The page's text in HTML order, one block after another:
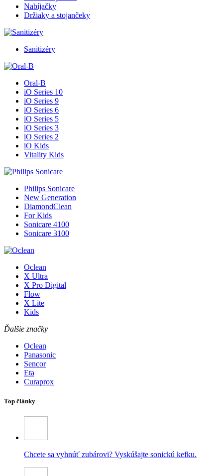
Nabíjačky
Držiaky a stojančeky
Sanitizéry
Oral-B
iO Series 10
iO Series 9
iO Series 6
iO Series 5
iO Series 3
iO Series 2
iO Kids
Vitality Kids
Philips Sonicare
New Generation
DiamondClean
For Kids
Sonicare 4100
Sonicare 3100
Oclean
X Ultra
X Pro Digital
Flow
X Lite
Kids
Ďalšie značky
Oclean
Panasonic
Sencor
Eta
Curaprox
Top články
Chcete sa vyhnúť zubárovi? Vyskúšajte sonickú kefku.